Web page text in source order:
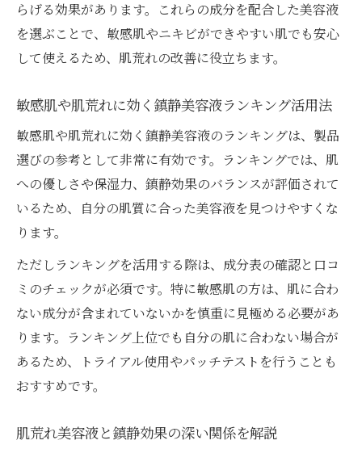
らげる効果があります。これらの成分を配合した美容液
を選ぶことで、敏感肌やニキビができやすい肌でも安心
して使えるため、肌荒れの改善に役立ちます。
敏感肌や肌荒れに効く鎮静美容液ランキング活用法
敏感肌や肌荒れに効く鎮静美容液のランキングは、製品
選びの参考として非常に有効です。ランキングでは、肌
への優しさや保湿力、鎮静効果のバランスが評価されて
いるため、自分の肌質に合った美容液を見つけやすくな
ります。
ただしランキングを活用する際は、成分表の確認と口コ
ミのチェックが必須です。特に敏感肌の方は、肌に合わ
ない成分が含まれていないかを慎重に見極める必要があ
ります。ランキング上位でも自分の肌に合わない場合が
あるため、トライアル使用やパッチテストを行うことも
おすすめです。
肌荒れ美容液と鎮静効果の深い関係を解説